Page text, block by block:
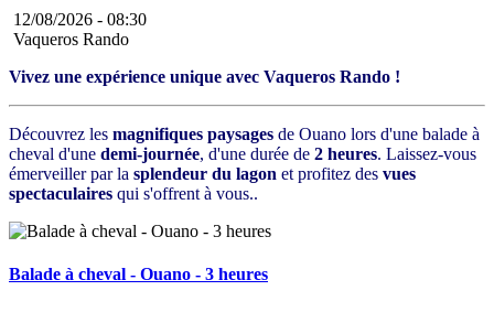
12/08/2026 - 08:30
Vaqueros Rando
Vivez une expérience unique avec Vaqueros Rando !
Découvrez les magnifiques paysages de Ouano lors d'une balade à
cheval d'une demi-journée, d'une durée de 2 heures. Laissez-vous
émerveiller par la splendeur du lagon et profitez des vues
spectaculaires qui s'offrent à vous..
Balade à cheval - Ouano - 3 heures